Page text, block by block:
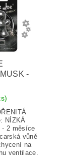
-
NÍZKÁ
- 2 měsíce
vůně
na
ventilace.